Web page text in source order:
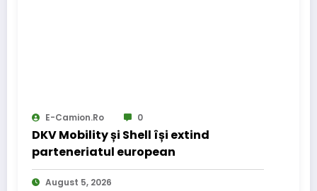
E-Camion.ro 0
DKV Mobility și Shell își extind
parteneriatul european
August 5, 2026